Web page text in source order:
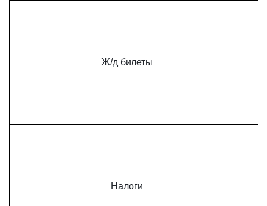
Ж/д билеты
Налоги